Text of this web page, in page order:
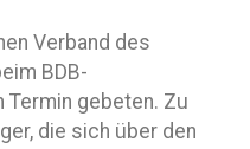
Verband des
BDB-
Termin gebeten. Zu
die sich über den